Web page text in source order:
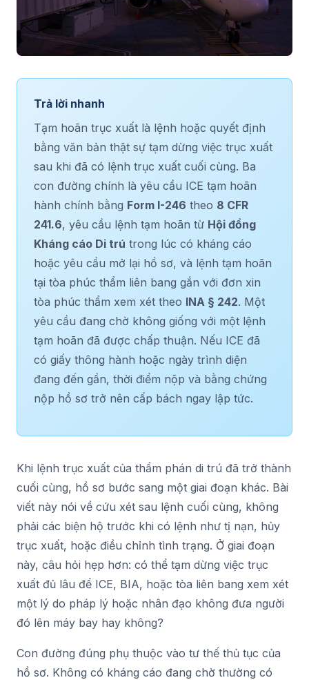
Trả lời nhanh
Tạm hoãn trục xuất là lệnh hoặc quyết định
bằng văn bản thật sự tạm dừng việc trục xuất
sau khi đã có lệnh trục xuất cuối cùng. Ba
con đường chính là yêu cầu ICE tạm hoãn
hành chính bằng Form I-246 theo 8 CFR
241.6, yêu cầu lệnh tạm hoãn từ Hội đồng
Kháng cáo Di trú trong lúc có kháng cáo
hoặc yêu cầu mở lại hồ sơ, và lệnh tạm hoãn
tại tòa phúc thẩm liên bang gắn với đơn xin
tòa phúc thẩm xem xét theo INA § 242. Một
yêu cầu đang chờ không giống với một lệnh
tạm hoãn đã được chấp thuận. Nếu ICE đã
có giấy thông hành hoặc ngày trình diện
đang đến gần, thời điểm nộp và bằng chứng
nộp hồ sơ trở nên cấp bách ngay lập tức.
Khi lệnh trục xuất của thẩm phán di trú đã trở thành
cuối cùng, hồ sơ bước sang một giai đoạn khác. Bài
viết này nói về cứu xét sau lệnh cuối cùng, không
phải các biện hộ trước khi có lệnh như tị nạn, hủy
trục xuất, hoặc điều chỉnh tình trạng. Ở giai đoạn
này, câu hỏi hẹp hơn: có thể tạm dừng việc trục
xuất đủ lâu để ICE, BIA, hoặc tòa liên bang xem xét
một lý do pháp lý hoặc nhân đạo không đưa người
đó lên máy bay hay không?
Con đường đúng phụ thuộc vào tư thế thủ tục của
hồ sơ. Không có kháng cáo đang chờ thường có